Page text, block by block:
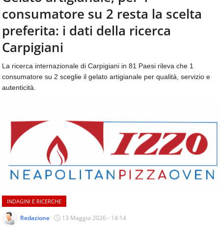
aggiornamenti
quotidiani
temi
come
ospitalità,
ristorazione,
food
&
articoli
quotidiani
sul
dell'alimentazione,
dei
fuoricasa,
del
Food
CONTATTI
consumatore su 2 resta la scelta
preferita: i dati della ricerca
Carpigiani
La ricerca internazionale di Carpigiani in 81 Paesi rileva che 1
consumatore su 2 sceglie il gelato artigianale per qualità, servizio e
autenticità.
INDAGINI E RICERCHE
Redazione 13 Maggio 2026 - 14:14